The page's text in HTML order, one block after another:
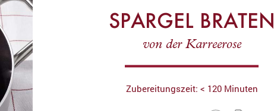
SPARGEL BRATEN
von der Karreerose
Zubereitungszeit: < 120 Minuten